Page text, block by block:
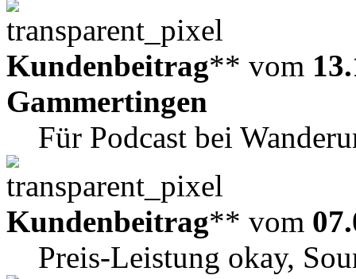
Kundenbeitrag** vom
Gammertingen
Für Podcast bei
Kundenbeitrag** vom
Preis-Leistung okay,